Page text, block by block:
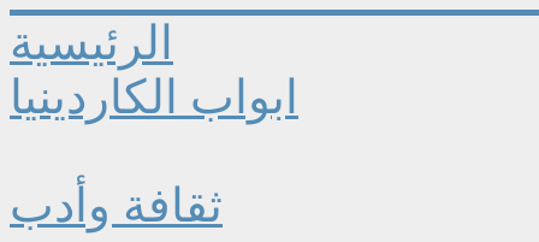
الرئيسية
ابواب الكاردينيا
ثقافة وأدب